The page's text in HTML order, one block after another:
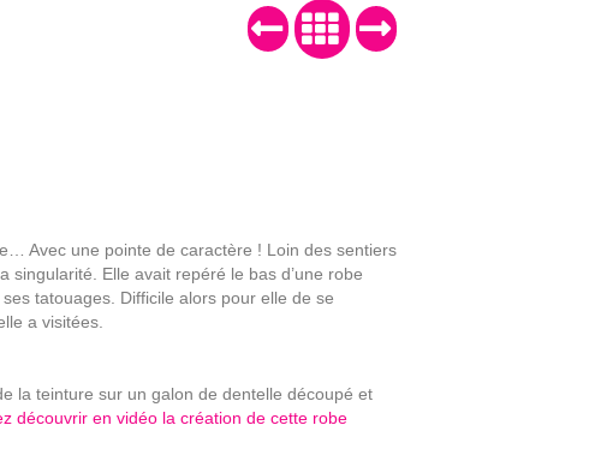
Avec une pointe de caractère ! Loin des sentiers
Elle avait repéré le bas d’une robe
tatouages. Difficile alors pour elle de se
a visitées.
la teinture sur un galon de dentelle découpé et
découvrir en vidéo la création de cette robe